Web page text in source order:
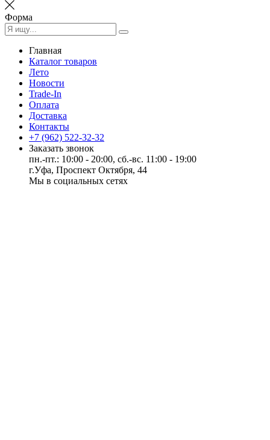
Форма
Главная
Каталог товаров
Лето
Новости
Trade-In
Оплата
Доставка
Контакты
+7 (962) 522-32-32
Заказать звонок
пн.-пт.: 10:00 - 20:00, сб.-вс. 11:00 - 19:00
г.Уфа, Проспект Октября, 44
Мы в социальных сетях